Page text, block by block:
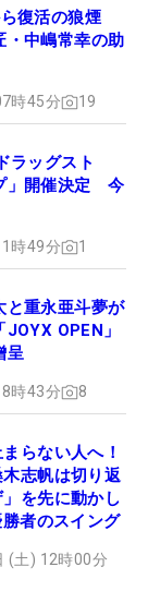
復活の狼煙
・中嶋常幸の助
時45分 19
ラッグスト
」開催決定 今
時49分 1
と重永亜斗夢が
OPEN」
呈
時43分 8
らない人へ！
志帆は切り返
を先に動かし
者のスイング
(土) 12時00分